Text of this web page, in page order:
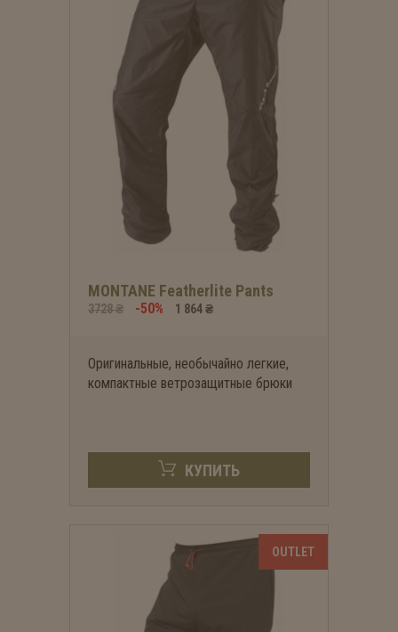
MONTANE Featherlite Pants
3728 ₴ -50% 1 864 ₴
Оригинальные, необычайно легкие,
компактные ветрозащитные брюки
КУПИТЬ